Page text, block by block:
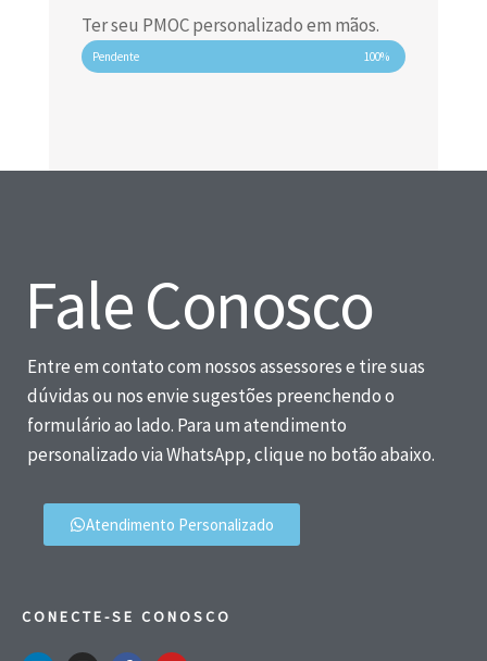
Ter seu PMOC personalizado em mãos.
Pendente 100%
Fale Conosco
Entre em contato com nossos assessores e tire suas
dúvidas ou nos envie sugestões preenchendo o
formulário ao lado. Para um atendimento
personalizado via WhatsApp, clique no botão abaixo.
Atendimento Personalizado
CONECTE-SE CONOSCO